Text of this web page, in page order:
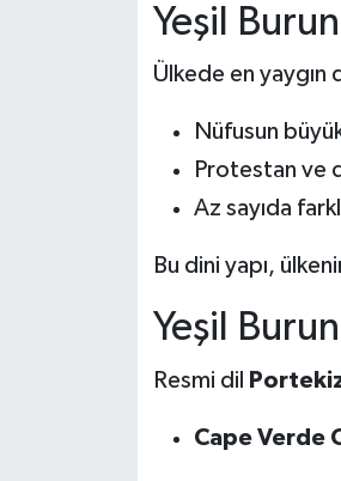
Yeşil
Ülkede en
Nüfusun
Protestan ve
Az sayıda
Bu dini yapı,
Yeşil
Resmi dil
Cape Verde